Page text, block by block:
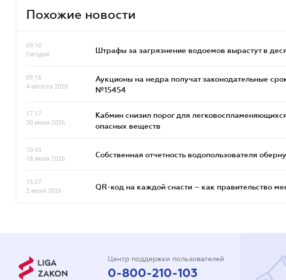
Похожие новости
09.10
Сегодня
Штрафы за загрязнение водоемов вырастут в
09.16
4 августа 2026
Аукционы на недра получат законодательные
№15454
17.17
30 июня 2026
Кабмин снизил порог для
опасных веществ
10.43
18 июня 2026
Собственная отчетность водопользователя
15.07
2 июня 2026
QR-код на каждой снасти – как правительство
Центр поддержки пользователей
0-800-210-103